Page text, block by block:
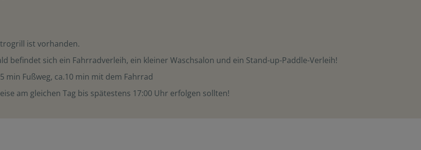
ist vorhanden.
befindet sich ein Fahrradverleih, ein kleiner Waschsalon und ein Stand-up-Paddle-Verleih!
min Fußweg, ca.10 min mit dem Fahrrad
am gleichen Tag bis spätestens 17:00 Uhr erfolgen sollten!